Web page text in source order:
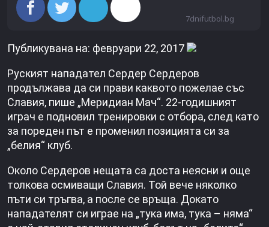
7dnifutbol.bg
Публикувана на: февруари 22, 2017
Руският нападател Сердер Сердеров
продължава да си прави каквото пожелае със
Славия, пише „Меридиан Мач“. 22-годишният
играч е подновил тренировки с отбора, след като
за пореден път е променил позицията си за
„белия“ клуб.
Около Сердеров нещата са доста неясни и още
толкова осмиващи Славия. Той вече няколко
пъти си тръгва, а после се връща. Докато
нападателят си играе на „тука има, тука – няма“